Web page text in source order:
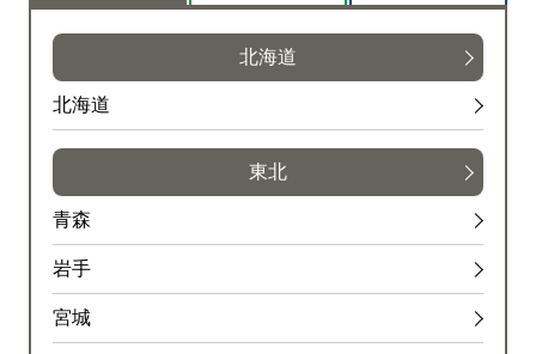
北海道
北海道
東北
青森
岩手
宮城